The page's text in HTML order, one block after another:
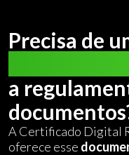
Precisa de
a
A Certificado Digital
oferece esse